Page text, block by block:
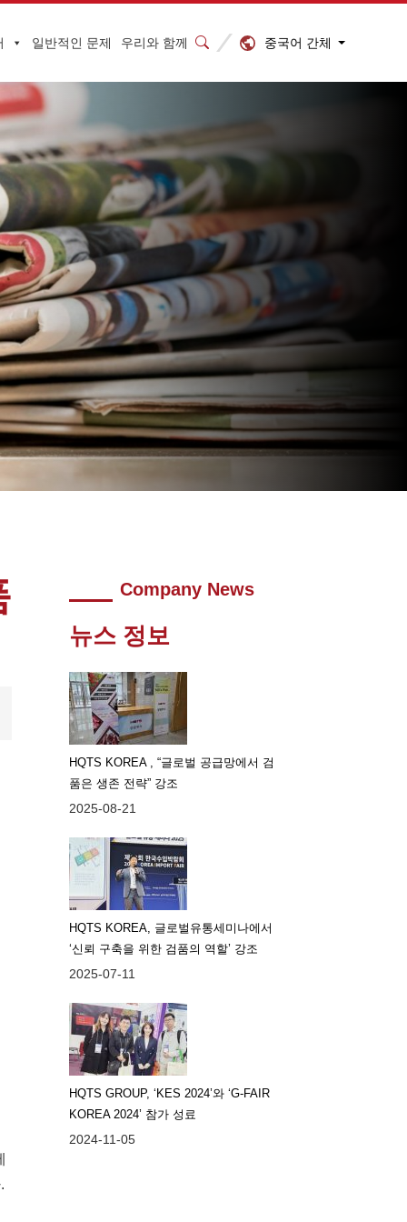
일반적인 문제 우리와 함께 중국어 간체
Company News
뉴스 정보
HQTS KOREA , “글로벌 공급망에서 검
품은 생존 전략” 강조
2025-08-21
HQTS KOREA, 글로벌유통세미나에서
‘신뢰 구축을 위한 검품의 역할’ 강조
2025-07-11
HQTS GROUP, ‘KES 2024’와 ‘G-FAIR
KOREA 2024’ 참가 성료
2024-11-05